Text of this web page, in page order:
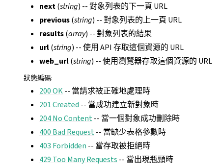
next(string) -- 對象列表的下一頁 URL
previous(string) -- 對象列表的上一頁 URL
results(array) -- 對象列表的結果
url(string) -- 使用 API 存取這個資源的 URL
web_url(string) -- 使用瀏覽器存取這個資源的 URL
狀態編碼:
200 OK-- 當請求被正確地處理時
201 Created -- 當成功建立新對象時
204 No Content-- 當一個對象成功刪除時
400 Bad Request-- 當缺少表格參數時
403 Forbidden -- 當存取被拒絕時
429 Too Many Requests -- 當出現瓶頸時